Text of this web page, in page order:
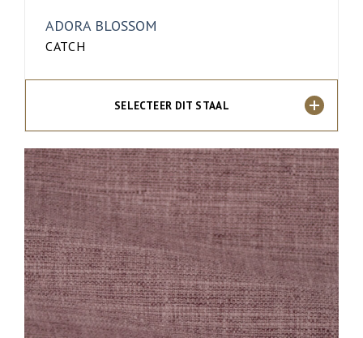
ADORA BLOSSOM
CATCH
SELECTEER DIT STAAL